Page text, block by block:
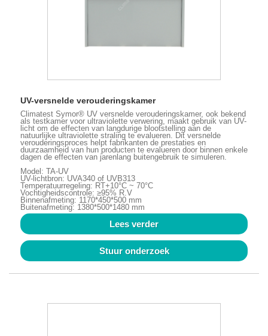
UV-versnelde verouderingskamer
Climatest Symor® UV versnelde verouderingskamer, ook bekend
als testkamer voor ultraviolette verwering, maakt gebruik van UV-
licht om de effecten van langdurige blootstelling aan de
natuurlijke ultraviolette straling te evalueren. Dit versnelde
verouderingsproces helpt fabrikanten de prestaties en
duurzaamheid van hun producten te evalueren door binnen enkele
dagen de effecten van jarenlang buitengebruik te simuleren.
Model: TA-UV
UV-lichtbron: UVA340 of UVB313
Temperatuurregeling: RT+10°C ~ 70°C
Vochtigheidscontrole: ≥95% R.V
Binnenafmeting: 1170*450*500 mm
Buitenafmeting: 1380*500*1480 mm
Lees verder
Stuur onderzoek